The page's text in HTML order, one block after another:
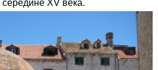
XV века.